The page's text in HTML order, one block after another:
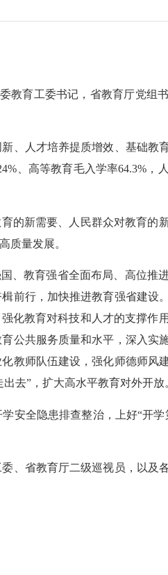
育工委书记，省教育厅党组
人才培养提质增效、基础教
、高等教育毛入学率64.3%
新需要、人民群众对教育的
质量发展。
教育强省全面布局、高位推
前行，加快推进教育强省建设
化教育对科技和人才的支撑作
公共服务质量和水平，深入实
教师队伍建设，强化师德师风
去”，扩大高水平教育对外开放
全隐患排查整治，上好“开学
省教育厅二级巡视员，以及